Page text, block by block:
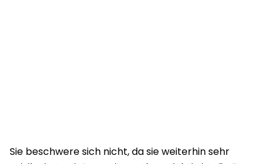
Sie beschwere sich nicht, da sie weiterhin sehr